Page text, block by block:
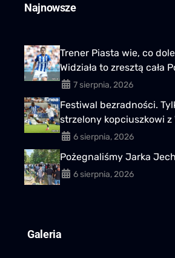
Najnowsze
Trener Piasta wie, co
Widziała to zresztą cała
7 sierpnia, 2026
Festiwal bezradności.
strzelony kopciuszkowi z
6 sierpnia, 2026
Pożegnaliśmy Jarka
6 sierpnia, 2026
Galeria